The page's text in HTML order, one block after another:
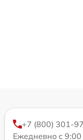
+7 (800) 301-
Ежедневно с